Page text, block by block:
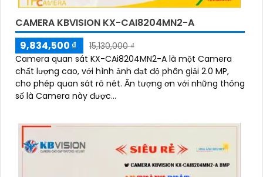
CAMERA KBVISION KX-CAI8204MN2-A
9,834,500 ₫
15,130,000 ₫
Camera quan sát KX-CAi8204MN2-A là một Camera
chất lượng cao, với hình ảnh đạt độ phân giải 2.0 MP,
cho phép quan sát rõ nét. Ấn tượng ơn với những thông
số là Camera này được...